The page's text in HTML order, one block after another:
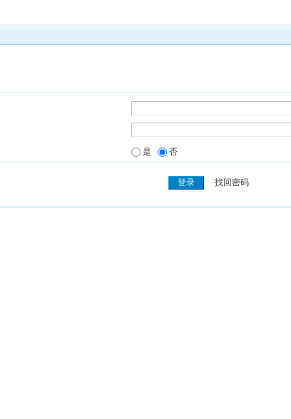
是 否
找回密码